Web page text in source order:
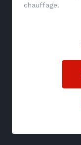
chauffage.